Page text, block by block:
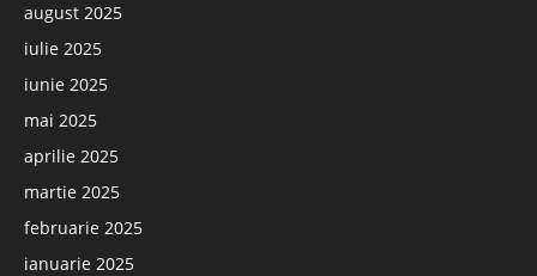
august 2025
iulie 2025
iunie 2025
mai 2025
aprilie 2025
martie 2025
februarie 2025
ianuarie 2025